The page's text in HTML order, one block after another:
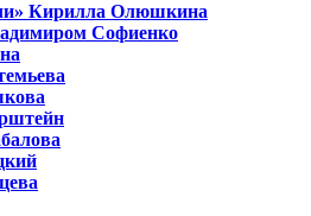
Кирилла Олюшкина
Софиенко